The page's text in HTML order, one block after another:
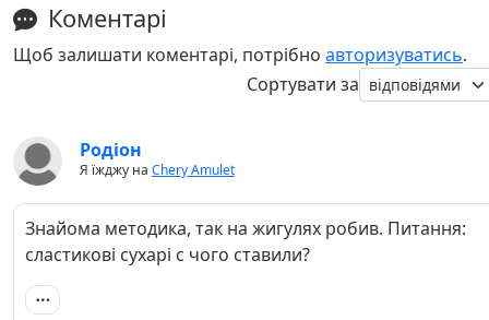
Коментарі
Щоб залишати коментарі, потрібно авторизуватись.
Сортувати за
Родіон
Я їжджу на Chery Amulet
Знайома методика, так на жигулях робив. Питання:
сластикові сухарі с чого ставили?